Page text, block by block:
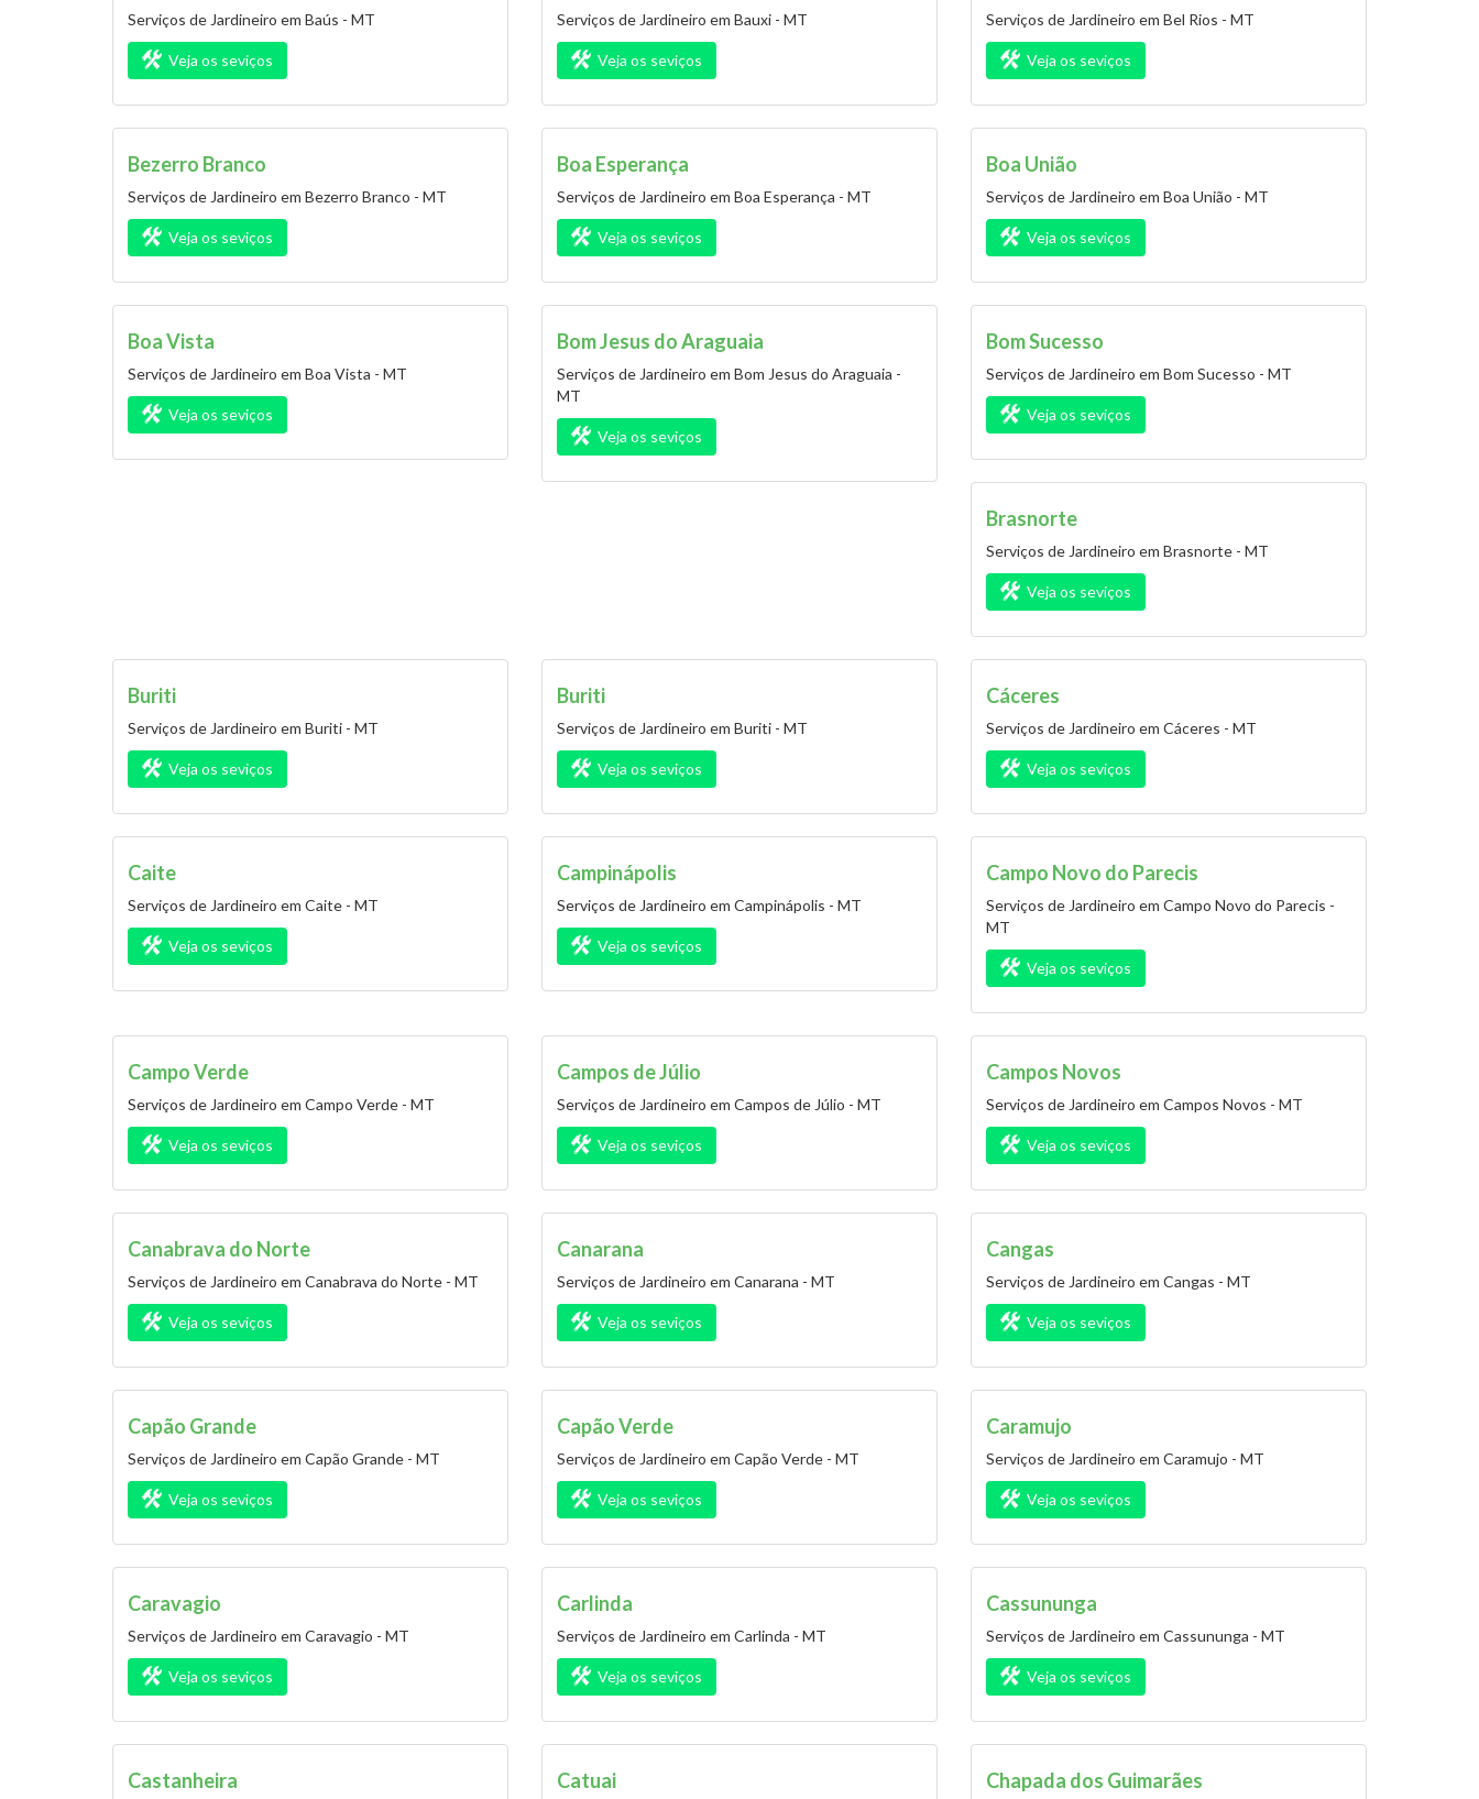
Serviços de Jardineiro em Baús - MT
Veja os seviços
Serviços de Jardineiro em Bauxi - MT
Veja os seviços
Serviços de Jardineiro em Bel Rios - MT
Veja os seviços
Bezerro Branco
Serviços de Jardineiro em Bezerro Branco - MT
Veja os seviços
Boa Esperança
Serviços de Jardineiro em Boa Esperança - MT
Veja os seviços
Boa União
Serviços de Jardineiro em Boa União - MT
Veja os seviços
Boa Vista
Serviços de Jardineiro em Boa Vista - MT
Veja os seviços
Bom Jesus do Araguaia
Serviços de Jardineiro em Bom Jesus do Araguaia -
MT
Veja os seviços
Bom Sucesso
Serviços de Jardineiro em Bom Sucesso - MT
Veja os seviços
Brasnorte
Serviços de Jardineiro em Brasnorte - MT
Veja os seviços
Buriti
Serviços de Jardineiro em Buriti - MT
Veja os seviços
Buriti
Serviços de Jardineiro em Buriti - MT
Veja os seviços
Cáceres
Serviços de Jardineiro em Cáceres - MT
Veja os seviços
Caite
Serviços de Jardineiro em Caite - MT
Veja os seviços
Campinápolis
Serviços de Jardineiro em Campinápolis - MT
Veja os seviços
Campo Novo do Parecis
Serviços de Jardineiro em Campo Novo do Parecis -
MT
Veja os seviços
Campo Verde
Serviços de Jardineiro em Campo Verde - MT
Veja os seviços
Campos de Júlio
Serviços de Jardineiro em Campos de Júlio - MT
Veja os seviços
Campos Novos
Serviços de Jardineiro em Campos Novos - MT
Veja os seviços
Canabrava do Norte
Serviços de Jardineiro em Canabrava do Norte - MT
Veja os seviços
Canarana
Serviços de Jardineiro em Canarana - MT
Veja os seviços
Cangas
Serviços de Jardineiro em Cangas - MT
Veja os seviços
Capão Grande
Serviços de Jardineiro em Capão Grande - MT
Veja os seviços
Capão Verde
Serviços de Jardineiro em Capão Verde - MT
Veja os seviços
Caramujo
Serviços de Jardineiro em Caramujo - MT
Veja os seviços
Caravagio
Serviços de Jardineiro em Caravagio - MT
Veja os seviços
Carlinda
Serviços de Jardineiro em Carlinda - MT
Veja os seviços
Cassununga
Serviços de Jardineiro em Cassununga - MT
Veja os seviços
Castanheira Catuai Chapada dos Guimarães